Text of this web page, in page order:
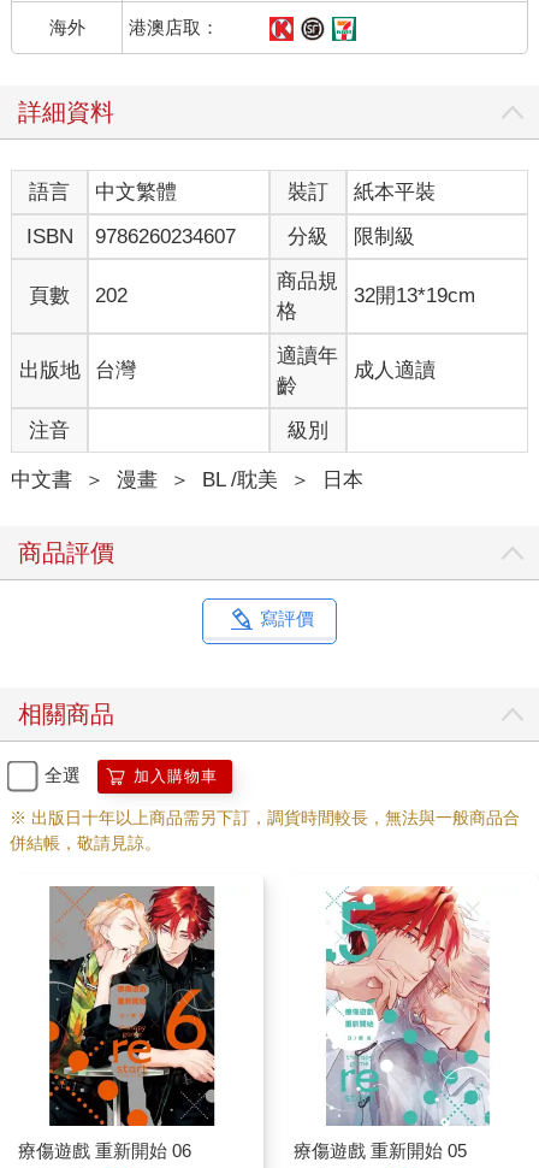
海外 港澳店取：
詳細資料
語言 中文繁體 裝訂
紙本平裝
ISBN
9786260234607 分級 限制級
頁數 202
商品規
格
32開13*19cm
出版地 台灣
適讀年
齡
成人適讀
注音 級別
中文書 ＞ 漫畫 ＞ BL /耽美 ＞ 日本
商品評價
寫評價
相關商品
全選 加入購物車
※ 出版日十年以上商品需另下訂，調貨時間較長，無法與一般商品合
併結帳，敬請見諒。
療傷遊戲 重新開始 06 療傷遊戲 重新開始 05